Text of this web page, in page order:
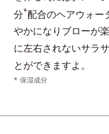
分*配合のヘアウォー
やかになりブローが
に左右されないサラ
とができますよ。
* 保湿成分